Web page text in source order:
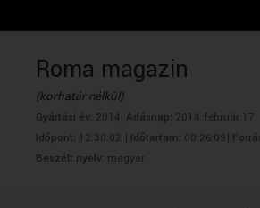
Roma magazin
(korhatár nélkül)
Gyártási év: 2014| Adásnap: 2014. február 17.
Időpont: 12:30:02 | Időtartam: 00:26:09|
Beszélt nyelv: magyar